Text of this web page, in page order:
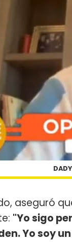
aseguró
"Yo sigo
Yo soy